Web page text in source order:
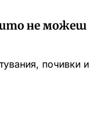
не можеш
почивки и